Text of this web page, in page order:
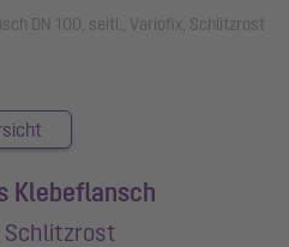
DN 100, seitl., Variofix, Schlitzrost
Klebeflansch
Schlitzrost